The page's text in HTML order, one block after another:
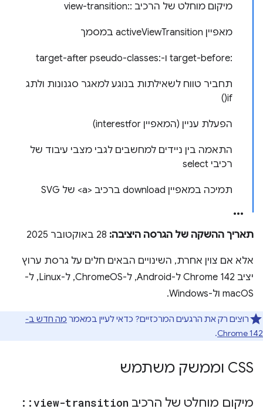
מיקום מוחלט של הרכיב ::view-transition
מאפיין activeViewTransition במסמך
‫:target-before ו-:target-after pseudo-classes
תחביר טווח לשאילתות בנוגע למאגר סגנונות ולתג
if()
הפעלת עניין (המאפיין interestfor)
התאמה בין ניידים למחשבים לגבי מצבי עיבוד של
רכיבי select
תמיכה במאפיין download ברכיב <a> של SVG
תאריך ההשקה של הגרסה היציבה:
אלא אם צוין אחרת, השינויים הבאים חלים על גרסת ערוץ
יציב Chrome 142 ל-Android, ל-ChromeOS, ל-Linux, ל-
macOS ול-Windows.
רוצים רק את הרגעים המרכזיים? כדאי לעיין במאמר מה חדש ב-
Chrome 142
.
CSS וממשק משתמש
מיקום מוחלט של הרכיב :: view-transition